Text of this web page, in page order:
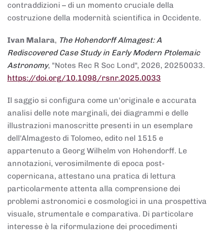
contraddizioni – di un momento cruciale della
costruzione della modernità scientifica in Occidente.
Ivan Malara, The Hohendorff Almagest: A
Rediscovered Case Study in Early Modern Ptolemaic
Astronomy, "Notes Rec R Soc Lond", 2026, 20250033.
https://doi.org/10.1098/rsnr.2025.0033
Il saggio si configura come un'originale e accurata
analisi delle note marginali, dei diagrammi e delle
illustrazioni manoscritte presenti in un esemplare
dell'Almagesto di Tolomeo, edito nel 1515 e
appartenuto a Georg Wilhelm von Hohendorff. Le
annotazioni, verosimilmente di epoca post-
copernicana, attestano una pratica di lettura
particolarmente attenta alla comprensione dei
problemi astronomici e cosmologici in una prospettiva
visuale, strumentale e comparativa. Di particolare
interesse è la riformulazione dei procedimenti